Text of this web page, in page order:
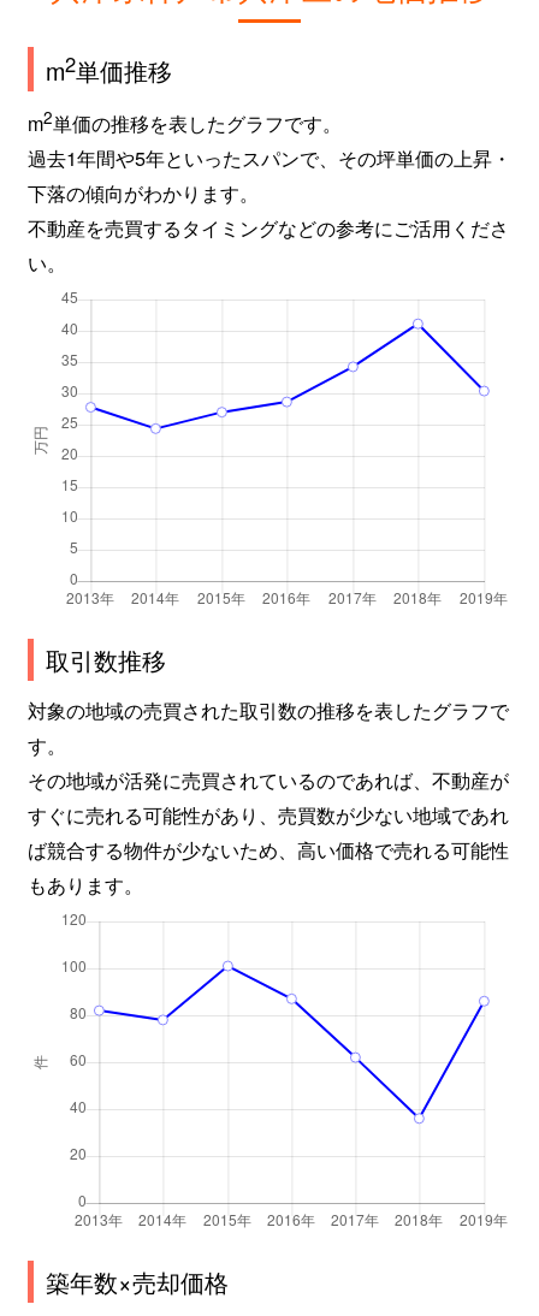
m2単価推移
m2単価の推移を表したグラフです。
過去1年間や5年といったスパンで、その坪単価の上昇・
下落の傾向がわかります。
不動産を売買するタイミングなどの参考にご活用くださ
い。
取引数推移
対象の地域の売買された取引数の推移を表したグラフで
す。
その地域が活発に売買されているのであれば、不動産が
すぐに売れる可能性があり、売買数が少ない地域であれ
ば競合する物件が少ないため、高い価格で売れる可能性
もあります。
築年数×売却価格